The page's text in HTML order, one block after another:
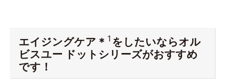
エイジングケア＊ 1 をしたいならオル
ビスユー ドットシリーズがおすすめ
です！